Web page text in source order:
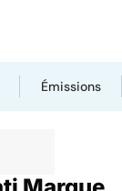
Émissions